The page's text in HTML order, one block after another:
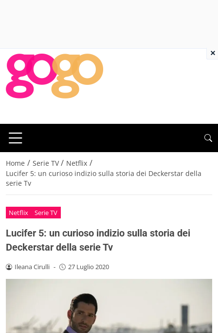
Home / Serie TV / Netflix /
Lucifer 5: un curioso indizio sulla storia dei Deckerstar della
serie Tv
Netflix Serie TV
Lucifer 5: un curioso indizio sulla storia dei
Deckerstar della serie Tv
Ileana Cirulli - 27 Luglio 2020
×